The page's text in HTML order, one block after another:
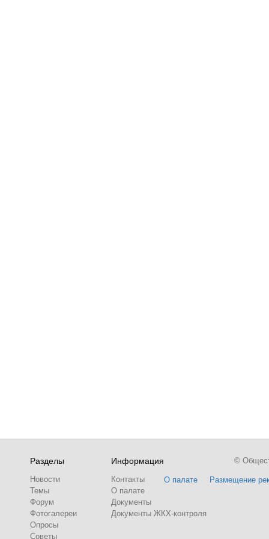
Разделы
Новости
Темы
Форум
Фотогалереи
Опросы
Советы
Информация
Контакты
О палате
Документы
Документы ЖКХ-контроля
О палате Размещение
©